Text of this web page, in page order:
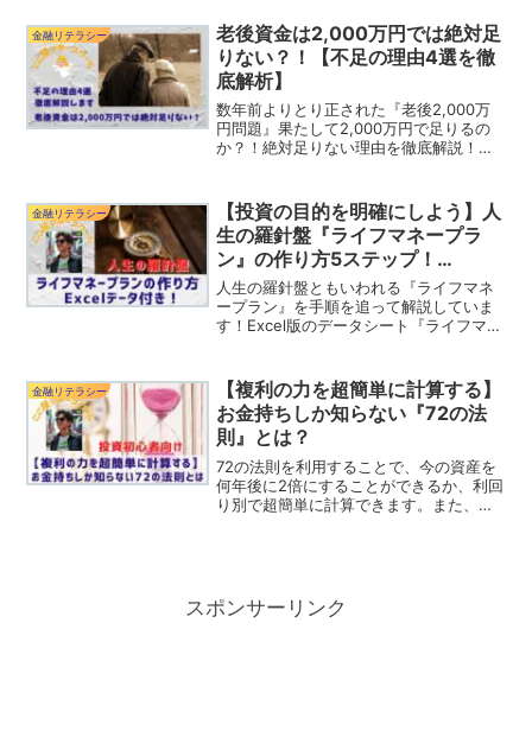
2,000万円では不足する？すべての解決
策は『投資』にあります！
金融リテラシー
老後資金は2,000万円では絶対足
りない？！【不足の理由4選を徹
底解析】
数年前よりとり正された『老後2,000万
円問題』果たして2,000万円で足りるの
か？！絶対足りない理由を徹底解説！
間の考慮、インフレ問題。最後に対策を
攻略します！
金融リテラシー
【投資の目的を明確にしよう】人
生の羅針盤『ライフマネープラ
ン』の作り方5ステップ！
【Excelデータシートプレゼン
ト！ 】
人生の羅針盤ともいわれる『ライフマネ
ープラン』を手順を追って解説していま
す！Excel版のデータシート『ライフマネ
金融リテラシー
【複利の力を超簡単に計算する】
お金持ちしか知らない『72の法
則』とは？
72の法則を利用することで、今の資産を
何年後に2倍にすることができるか、利回
り別で超簡単に計算できます。また、単
スポンサーリンク